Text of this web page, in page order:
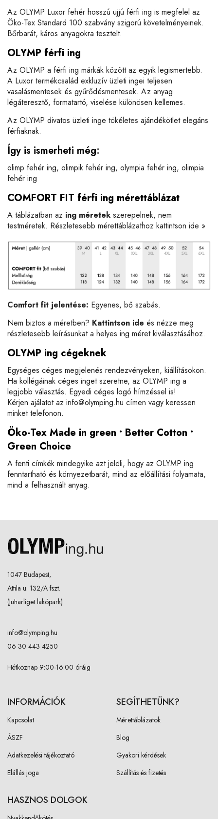
Az OLYMP Luxor fehér hosszú ujjú férfi ing is megfelel az
Öko-Tex Standard 100 szabvány szigorú követelményeinek.
Bőrbarát, káros anyagokra tesztelt.
OLYMP férfi ing
Az OLYMP a férfi ing márkák között az egyik legismertebb.
A Luxor termékcsalád exkluzív üzleti ingei teljesen
vasalásmentesek és gyűrődésmentesek. Az anyag
légáteresztő, formatartó, viselése különösen kellemes.
Az OLYMP divatos üzleti inge tökéletes ajándékötlet elegáns
férfiaknak.
Így is ismerheti még:
olimp fehér ing, olimpik fehér ing, olympia fehér ing, olimpia
fehér ing
COMFORT FIT férfi ing mérettáblázat
A táblázatban az ing méretek szerepelnek, nem
testméretek. Részletesebb mérettáblázathoz kattintson ide »
Comfort fit jelentése: Egyenes, bő szabás.
Nem biztos a méretben? Kattintson ide és nézze meg
részletesebb leírásunkat a helyes ing méret kiválasztásához.
OLYMP ing cégeknek
Egységes céges megjelenés rendezvényeken, kiállításokon.
Ha kollégáinak céges inget szeretne, az OLYMP ing a
legjobb választás. Egyedi céges logó hímzéssel is!
Kérjen ajálatot az info@olymping.hu címen vagy keressen
minket telefonon.
Öko-Tex Made in green • Better Cotton •
Green Choice
A fenti címkék mindegyike azt jelöli, hogy az OLYMP ing
fenntartható és környezetbarát, mind az előállítási folyamata,
mind a felhasznált anyag.
1047 Budapest,
Attila u. 132/A fszt.
(Juharliget lakópark)
info@olymping.hu
06 30 443 4250
Hétköznap 9:00-16:00 óráig
INFORMÁCIÓK
Kapcsolat
ÁSZF
Adatkezelési tájékoztató
Elállás joga
SEGÍTHETÜNK?
Mérettáblázatok
Blog
Gyakori kérdések
Szállítás és fizetés
HASZNOS DOLGOK